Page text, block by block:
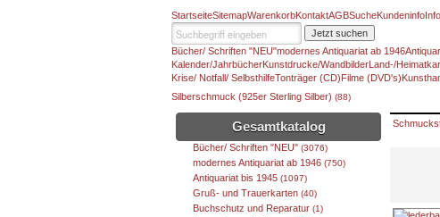
StartseiteSitemapWarenkorbKontaktAGBSucheKundeninfo
Jetzt suchen
Bücher/ Schriften "NEU"modernes Antiquariat ab 1946
Kalender/JahrbücherKunstdrucke/Wandbilder Land-/
Krise/ Notfall/ SelbsthilfeTonträger (CD) Filme (DVD's)
Silberschmuck (925er Sterling Silber) (88)
Gesamtkatalog
Bücher/ Schriften "NEU" (3076)
modernes Antiquariat ab 1946 (750)
Antiquariat bis 1945 (1097)
Gruß- und Trauerkarten (40)
Buchschutz und Reparatur (1)